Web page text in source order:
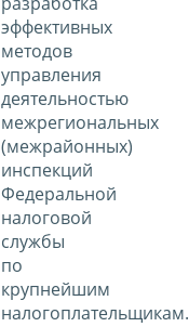
эффективных
методов
управления
деятельностью
межрегиональных
(межрайонных)
инспекций
Федеральной
налоговой
службы
по
крупнейшим
налогоплательщикам.